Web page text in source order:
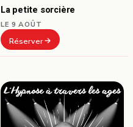
La petite sorcière
LE 9 AOÛT
Réserver